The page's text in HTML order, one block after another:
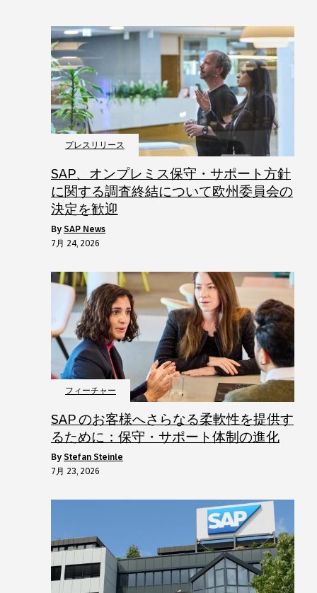
プレスリリース
SAP、オンプレミス保守・サポート方針
に関する調査終結について欧州委員会の
決定を歓迎
by SAP News
7月 24, 2026
フィーチャー
SAP のお客様へさらなる柔軟性を提供す
るために：保守・サポート体制の進化
by Stefan Steinle
7月 23, 2026